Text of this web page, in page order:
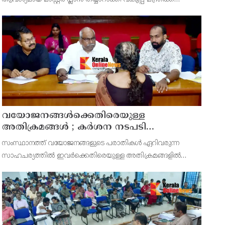
അറിയിച്ചു. ഡിപ്പോയ്ക്ക് നാല് ഏക്കറിൽ അധികം വരുന്ന
സ്ഥലമുണ്ട്
വയോജനങ്ങൾക്കെതിരെയുള്ള
അതിക്രമങ്ങൾ ; കർശന നടപടി
സ്വീകരിക്കുമെന്ന് കമ്മീഷൻ
സംസ്ഥാനത്ത് വയോജനങ്ങളുടെ പരാതികൾ ഏറിവരുന്ന
സാഹചര്യത്തിൽ ഇവർക്കെതിരെയുള്ള അതിക്രമങ്ങളിൽ
ചെയർമാൻ അഡ്വ. കെ. സോമപ്രസാദ്.